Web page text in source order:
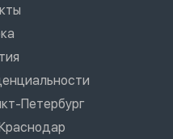
Петербург